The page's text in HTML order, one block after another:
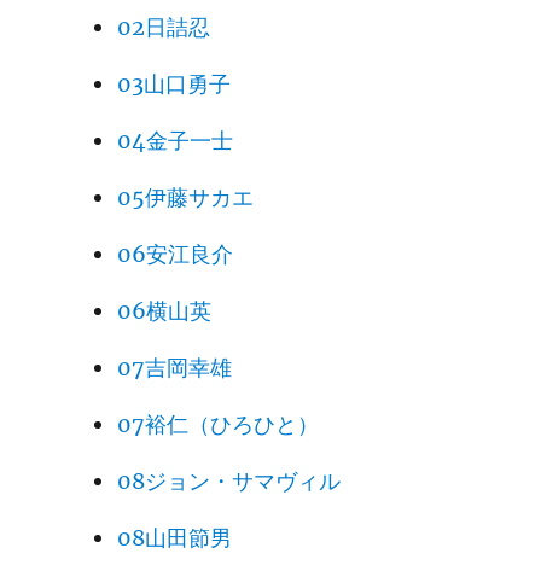
02日詰忍
03山口勇子
04金子一士
05伊藤サカエ
06安江良介
06横山英
07吉岡幸雄
07裕仁（ひろひと）
08ジョン・サマヴィル
08山田節男